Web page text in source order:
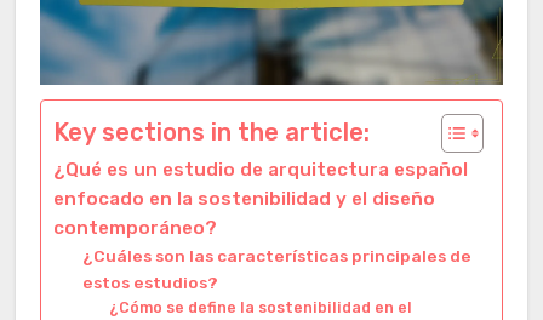
Key sections in the article:
¿Qué es un estudio de arquitectura español
enfocado en la sostenibilidad y el diseño
contemporáneo?
¿Cuáles son las características principales de
estos estudios?
¿Cómo se define la sostenibilidad en el